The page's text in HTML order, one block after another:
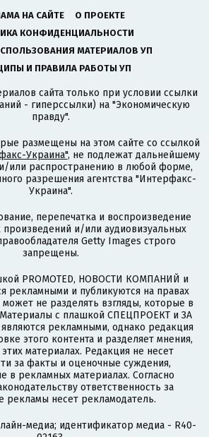
НА САЙТЕ
О ПРОЕКТЕ
КОНФИДЕНЦИАЛЬНОСТИ
МАТЕРИАЛОВ УП
И ПРАВИЛА РАБОТЫ УП
сайта только при условии ссылки
- гиперссылки) на "Экономическую
правду".
размещены на этом сайте со ссылкой
Украина", не подлежат дальнейшему
или распространению в любой форме,
разрешения агентства "Интерфакс-
Украина".
перепечатка и воспроизведение
и/или аудиовизуальных
Getty Images строго
запрещены.
PROMOTED, НОВОСТИ КОМПАНИЙ и
рекламными и публикуются на правах
не разделять взгляды, которые в
Материалы с плашкой СПЕЦПРОЕКТ и ЗА
рекламными, однако редакция
этого контента и разделяет мнения,
материалах. Редакция не несет
за факты и оценочные суждения,
в рекламных материалах. Согласно
ответственность за
рекламы несет рекламодатель.
медиа; идентификатор медиа - R40-